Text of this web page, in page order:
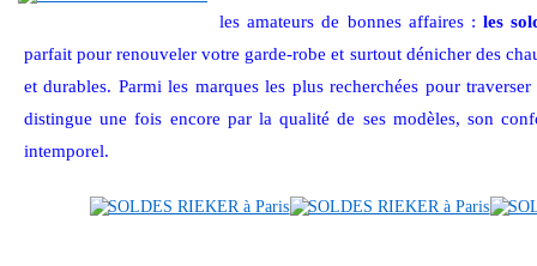
les amateurs de bonnes affaires :les
parfait pour renouveler votre garde-robe et surtout dénicher des
et durables. Parmi les marques les plus recherchées pour
distingue une fois encore par la qualité de ses modèles, son
intemporel.